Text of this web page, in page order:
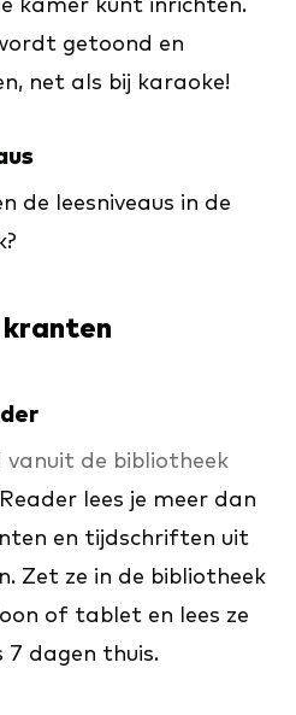
kamer kunt inrichten.
getoond en
net als bij karaoke!
de leesniveaus in de
vanuit de bibliotheek
lees je meer dan
en tijdschriften uit
Zet ze in de bibliotheek
of tablet en lees ze
7 dagen thuis.